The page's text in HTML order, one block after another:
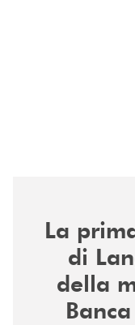
La
di
della